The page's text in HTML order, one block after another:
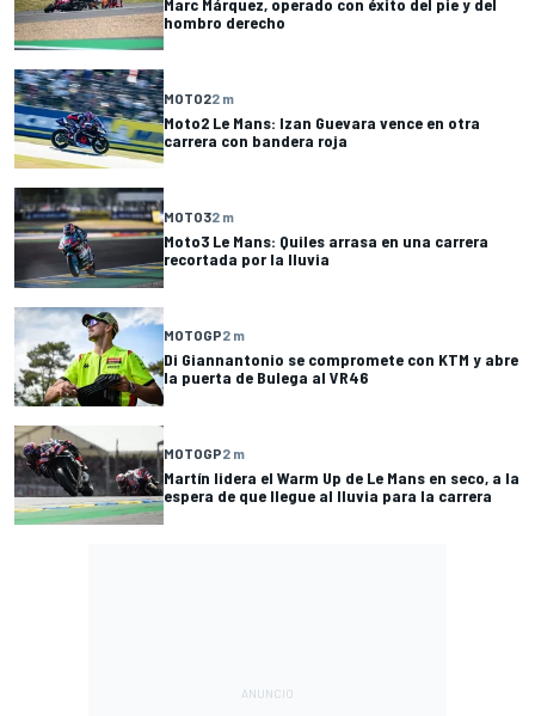
hombro derecho
MOTO22 m
Moto2 Le Mans: Izan Guevara vence en otra
carrera con bandera roja
MOTO32 m
Moto3 Le Mans: Quiles arrasa en una carrera
recortada por la lluvia
MOTOGP2 m
Di Giannantonio se compromete con KTM y abre
la puerta de Bulega al VR46
MOTOGP2 m
Martín lidera el Warm Up de Le Mans en seco, a la
espera de que llegue al lluvia para la carrera